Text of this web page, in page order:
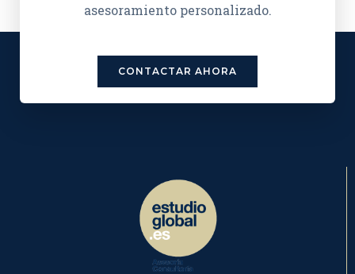
asesoramiento personalizado.
CONTACTAR AHORA